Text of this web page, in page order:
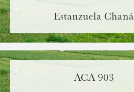
Estanzuela Chaná
ACA 903